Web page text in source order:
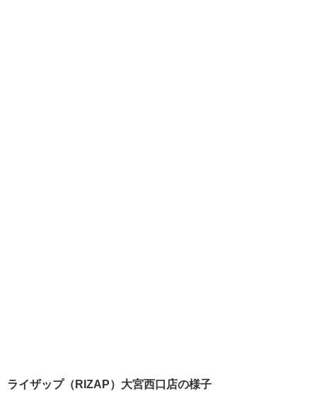
ライザップ（RIZAP）大宮西口店の様子